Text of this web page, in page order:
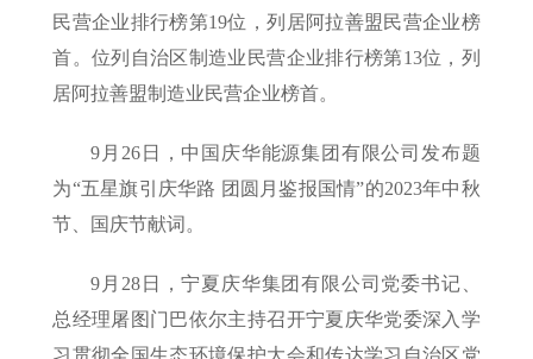
民营企业排行榜第19位，列居阿拉善盟民营企业榜
首。位列自治区制造业民营企业排行榜第13位，列
居阿拉善盟制造业民营企业榜首。
9月26日，中国庆华能源集团有限公司发布题
为“五星旗引庆华路 团圆月鉴报国情”的2023年中秋
节、国庆节献词。
9月28日，宁夏庆华集团有限公司党委书记、
总经理屠图门巴依尔主持召开宁夏庆华党委深入学